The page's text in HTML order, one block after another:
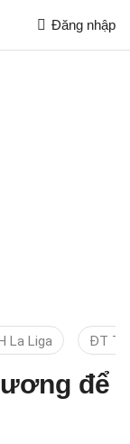
Đăng nhập
La Liga ĐT
để